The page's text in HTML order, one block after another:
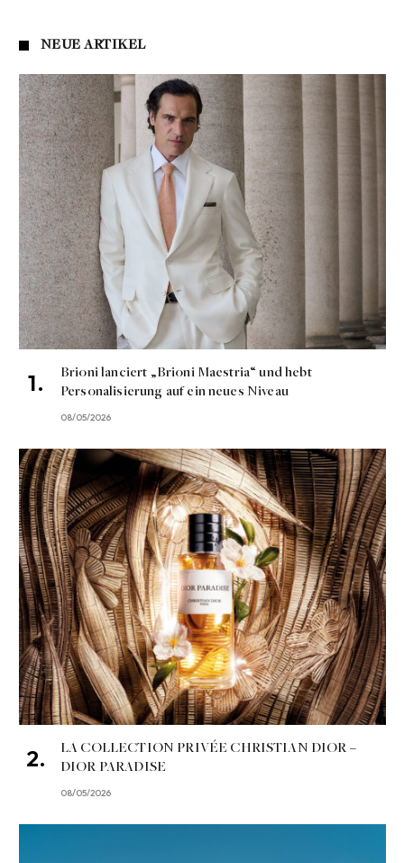
NEUE ARTIKEL
Brioni lanciert „Brioni Maestria“ und hebt
Personalisierung auf ein neues Niveau
08/05/2026
LA COLLECTION PRIVÉE CHRISTIAN DIOR –
DIOR PARADISE
08/05/2026